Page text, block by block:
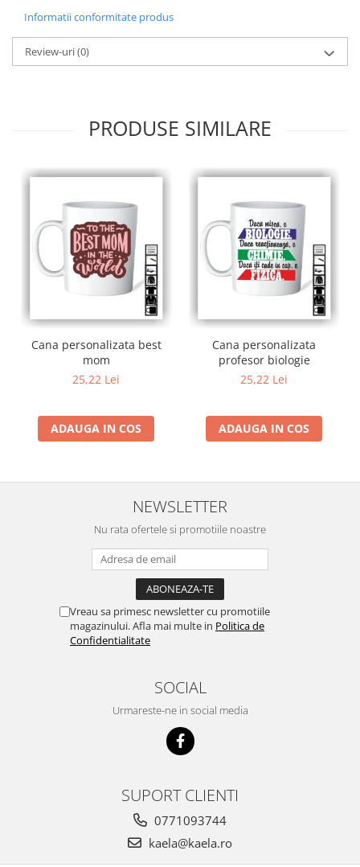
Informatii conformitate produs
Review-uri(0)
PRODUSE SIMILARE
Cana personalizata best
mom
25,22 Lei
ADAUGA IN COS
Cana personalizata
profesor biologie
25,22 Lei
ADAUGA IN COS
NEWSLETTER
Nu rata ofertele si promotiile noastre
Vreau sa primesc newsletter cu promotiile
magazinului. Afla mai multe in Politica de
Confidentialitate
SOCIAL
Urmareste-ne in social media
SUPORT CLIENTI
0771093744
kaela@kaela.ro